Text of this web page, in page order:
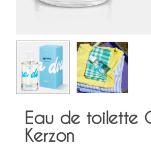
Eau de toilette
Kerzon